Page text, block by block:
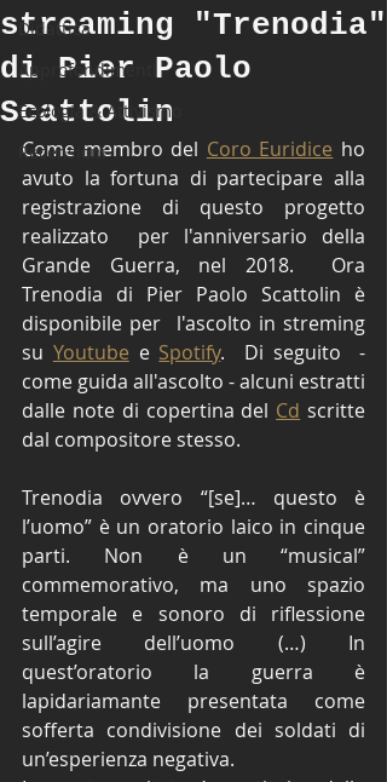
Didattica
Approfondimenti
Ecologia & Attivismo
Recensioni
streaming "Trenodia"
di Pier Paolo
Scattolin
Come membro del Coro Euridice ho
avuto la fortuna di partecipare alla
registrazione di questo progetto
realizzato  per l'anniversario della
Grande Guerra, nel 2018.  Ora
Trenodia di Pier Paolo Scattolin è
disponibile per  l'ascolto in streming
su Youtube e Spotify.  Di seguito  -
come guida all'ascolto - alcuni estratti
dalle note di copertina del Cd scritte
dal compositore stesso.
Trenodia ovvero “[se]… questo è
l’uomo” è un oratorio laico in cinque
parti. Non è un “musical”
commemorativo, ma uno spazio
temporale e sonoro di riflessione
sull’agire dell’uomo (…) In
quest’oratorio la guerra è
lapidariamante presentata come
sofferta condivisione dei soldati di
un’esperienza negativa.